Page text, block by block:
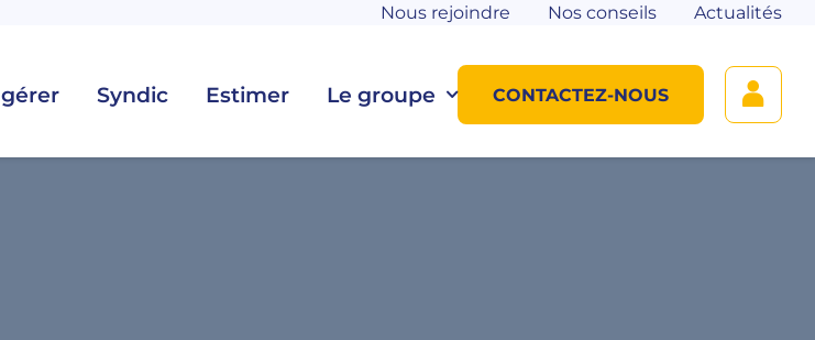
Syndic Estimer Le groupe
Nous rejoindre Nos conseils Actualités
CONTACTEZ-NOUS